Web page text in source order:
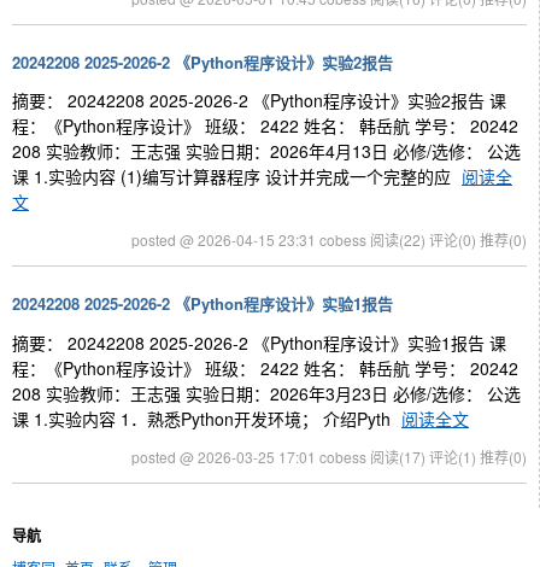
20242208 2025-2026-2 《Python程序设计》实验2报告
摘要： 20242208 2025-2026-2 《Python程序设计》实验2报告 课
程：《Python程序设计》 班级： 2422 姓名： 韩岳航 学号： 20242
208 实验教师：王志强 实验日期：2026年4月13日 必修/选修： 公选
课 1.实验内容 (1)编写计算器程序 设计并完成一个完整的应 阅读全
文
posted @ 2026-04-15 23:31 cobess 阅读(22) 评论(0) 推荐(0)
20242208 2025-2026-2 《Python程序设计》实验1报告
摘要： 20242208 2025-2026-2 《Python程序设计》实验1报告 课
程：《Python程序设计》 班级： 2422 姓名： 韩岳航 学号： 20242
208 实验教师：王志强 实验日期：2026年3月23日 必修/选修： 公选
课 1.实验内容 1．熟悉Python开发环境； 介绍Pyth 阅读全文
posted @ 2026-03-25 17:01 cobess 阅读(17) 评论(1) 推荐(0)
导航